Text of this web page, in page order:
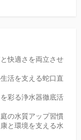
快適さを両立させ
活を支える蛇口直
彩る浄水器徹底活
の水質アップ習慣
と環境を支える水